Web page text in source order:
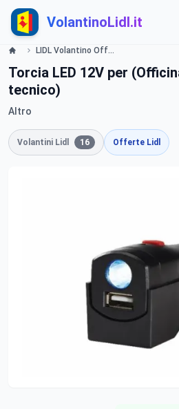
VolantinoLidl.it
LIDL Volantino Offerte e Promozioni - Fai Da Te - Offerte valide dal 19 novembre 2015 Lidl
Torcia LED 12V per
tecnico)
Altro
Volantini Lidl 16 Offerte Lidl